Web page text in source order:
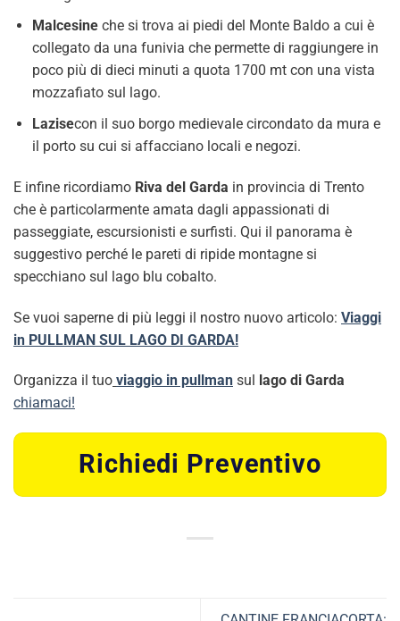
Malcesineche si trova ai piedi del Monte Baldo a cui è
collegato da una funivia che permette di raggiungere in
poco più di dieci minuti a quota 1700 mt con una vista
mozzafiato sul lago.
Lazisecon il suo borgo medievale circondato da mura e
il porto su cui si affacciano locali e negozi.
E infine ricordiamo Riva del Garda in provincia di Trento
che è particolarmente amata dagli appassionati di
passeggiate, escursionisti e surfisti. Qui il panorama è
suggestivo perché le pareti di ripide montagne si
specchiano sul lago blu cobalto.
Se vuoi saperne di più leggi il nostro nuovo articolo: Viaggi
in PULLMAN SUL LAGO DI GARDA!
Organizza il tuo viaggio in pullman sul
lago di Garda
chiamaci!
Richiedi Preventivo